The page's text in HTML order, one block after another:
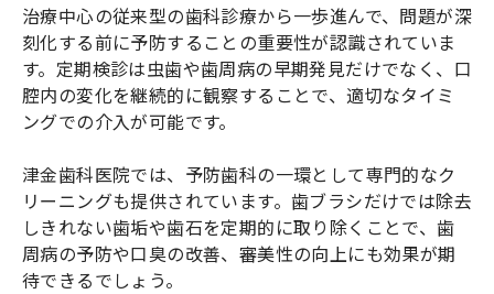
治療中心の従来型の歯科診療から一歩進んで、問題が深
刻化する前に予防することの重要性が認識されていま
す。定期検診は虫歯や歯周病の早期発見だけでなく、口
腔内の変化を継続的に観察することで、適切なタイミ
ングでの介入が可能です。
津金歯科医院では、予防歯科の一環として専門的なク
リーニングも提供されています。歯ブラシだけでは除去
しきれない歯垢や歯石を定期的に取り除くことで、歯
周病の予防や口臭の改善、審美性の向上にも効果が期
待できるでしょう。